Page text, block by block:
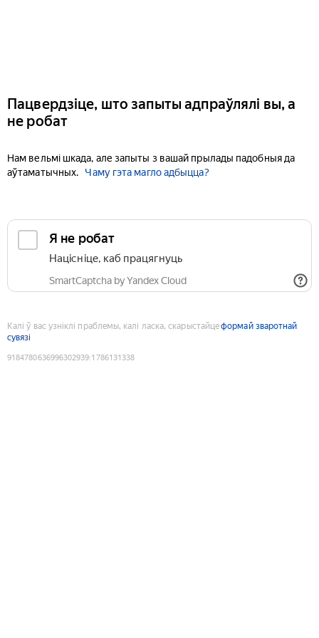
Пацвердзіце, што запыты адпраўлялі вы, а
не робат
Нам вельмі шкада, але запыты з вашай прылады падобныя да
аўтаматычных.
Чаму гэта магло адбыцца?
Я не робат
Націсніце, каб працягнуць
SmartCaptcha by Yandex Cloud
Калі ў вас узніклі праблемы, калі ласка, скарыстайцеформай зваротнай
сувязі
9184780636996302939:1786131338